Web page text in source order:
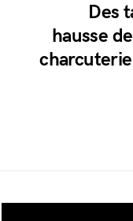
Des
hausse